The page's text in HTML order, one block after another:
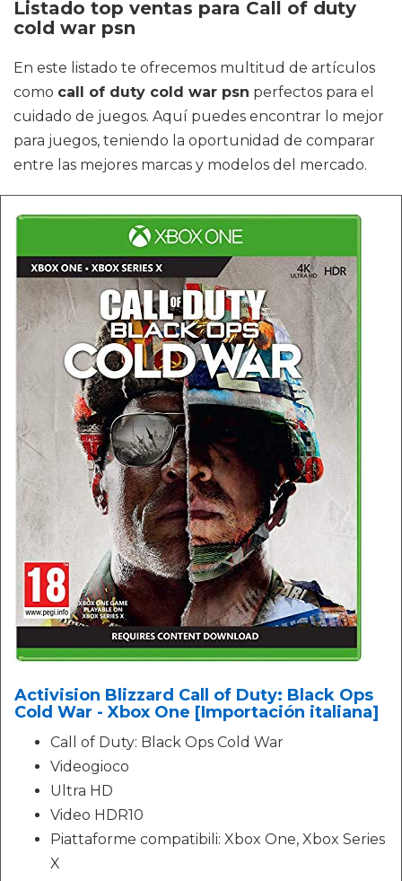
Listado top ventas para Call of duty
cold war psn
En este listado te ofrecemos multitud de artículos
como call of duty cold war psn perfectos para el
cuidado de juegos. Aquí puedes encontrar lo mejor
para juegos, teniendo la oportunidad de comparar
entre las mejores marcas y modelos del mercado.
Activision Blizzard Call of Duty: Black Ops
Cold War - Xbox One [Importación italiana]
Call of Duty: Black Ops Cold War
Videogioco
Ultra HD
Video HDR10
Piattaforme compatibili: Xbox One, Xbox Series
X